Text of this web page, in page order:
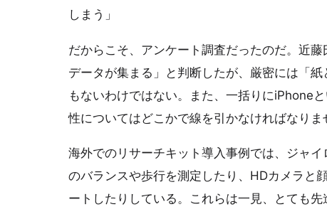
しまう」
だからこそ、アンケート調査だったのだ。近
データが集まる」と判断したが、厳密には「
もないわけではない。また、一括りにiPhone
性についてはどこかで線を引かなければなりま
海外でのリサーチキット導入事例では、ジャ
のバランスや歩行を測定したり、HDカメラと
ートしたりしている。これらは一見、とても